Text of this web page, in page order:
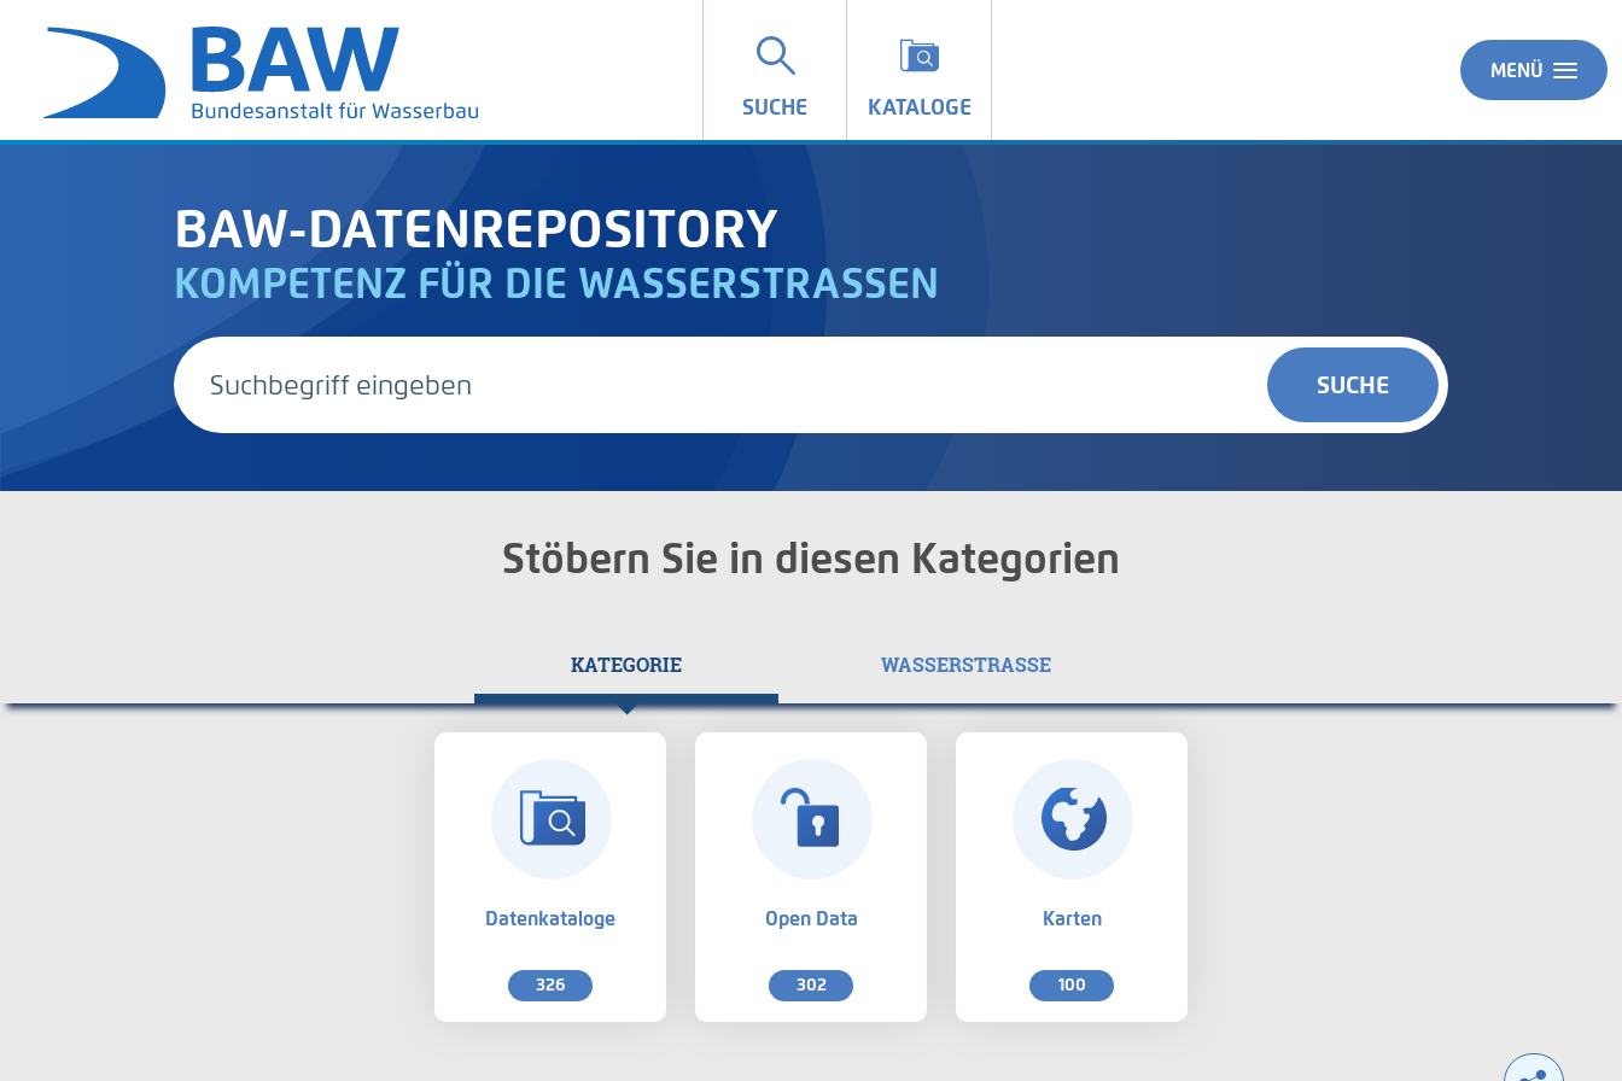
SUCHE KATALOGE
MENÜ
BAW-DATENREPOSITORY
KOMPETENZ FÜR DIE WASSERSTRASSEN
SUCHE
Stöbern Sie in diesen Kategorien
KATEGORIE WASSERSTRASSE
Datenkataloge
326
Open Data
302
Karten
100